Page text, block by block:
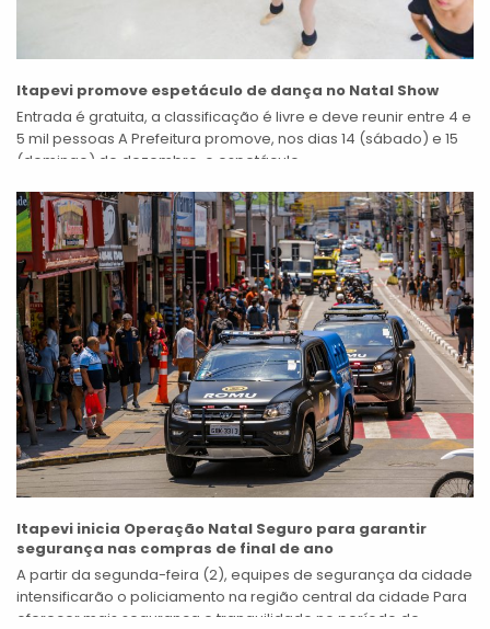
Itapevi promove espetáculo de dança no Natal Show
Entrada é gratuita, a classificação é livre e deve reunir entre 4 e
5 mil pessoas A Prefeitura promove, nos dias 14 (sábado) e 15
(domingo) de dezembro, o espetáculo...
Itapevi inicia Operação Natal Seguro para garantir
segurança nas compras de final de ano
A partir da segunda-feira (2), equipes de segurança da cidade
intensificarão o policiamento na região central da cidade Para
oferecer mais segurança e tranquilidade no período de